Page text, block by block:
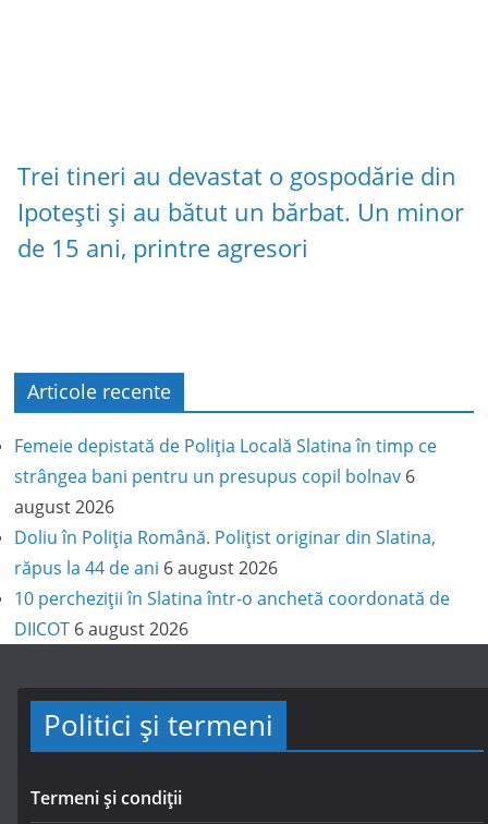
Trei tineri au devastat o gospodărie din
Ipotești și au bătut un bărbat. Un minor
de 15 ani, printre agresori
Articole recente
Femeie depistată de Poliția Locală Slatina în timp ce
strângea bani pentru un presupus copil bolnav 6
august 2026
Doliu în Poliția Română. Polițist originar din Slatina,
răpus la 44 de ani 6 august 2026
10 percheziții în Slatina într-o anchetă coordonată de
DIICOT 6 august 2026
Politici și termeni
Termeni și condiții